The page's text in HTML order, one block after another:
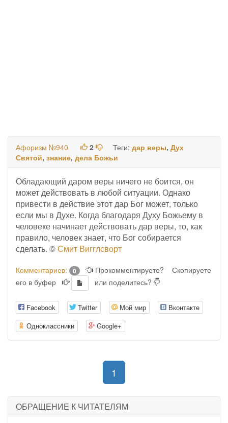
Афоризм №940 2 Теги: дар веры, Дух
Святой, знание, дела Божьи
Обладающий даром веры ничего не боится, он
может действовать в любой ситуации. Однако
привести в действие этот дар Бог может, только
если мы в Духе. Когда благодаря Духу Божьему в
человеке начинает действовать дар веры, то, как
правило, человек знает, что Бог собирается
сделать. ©Смит Вигглсворт
Комментариев: 0 Прокомментируете?
Скопируете
его в буфер
или поделитесь?
Facebook Twitter Мой мир
Вконтакте
Одноклассники
Google+
1
ОБРАЩЕНИЕ К ЧИТАТЕЛЯМ